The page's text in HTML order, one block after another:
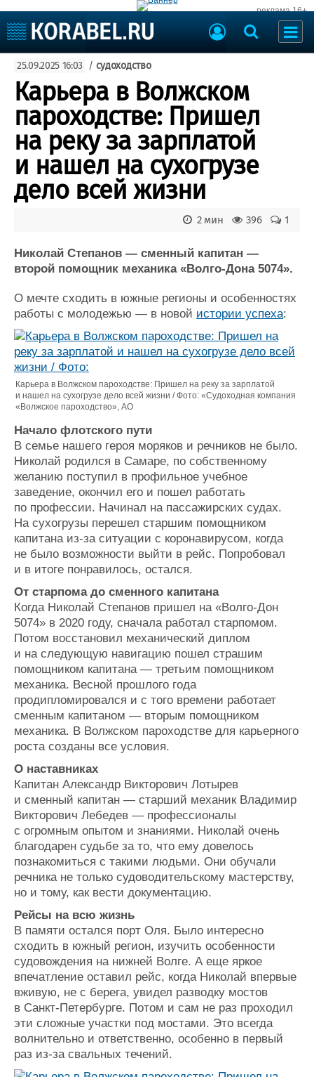
реклама 16+
Судоходство
Судоремонт
События
Пресс-релизы
Порты
Рыболовство
ВМФ
Образование
Яхты и катера
Еще
Компании
Репутация
Работа
Крюинг
Журнал
Реклама
Доска объявлений
Оборудование
Изделия
Услуги
Конференции
Выставки и семинары
Словарь
Флот
Галерея флота
Все службы
25.09.2025 16:03 / судоходство
Карьера в Волжском
пароходстве: Пришел
на реку за зарплатой
и нашел на сухогрузе
дело всей жизни
1
396
2 мин
Николай Степанов — сменный капитан —
второй помощник механика «Волго-Дона 5074».
О мечте сходить в южные регионы и особенностях
работы с молодежью — в новой истории успеха:
Карьера в Волжском пароходстве: Пришел на реку за зарплатой
и нашел на сухогрузе дело всей жизни / Фото: «Судоходная компания
«Волжское пароходство», АО
Начало флотского пути
В семье нашего героя моряков и речников не было.
Николай родился в Самаре, по собственному
желанию поступил в профильное учебное
заведение, окончил его и пошел работать
по профессии. Начинал на пассажирских судах.
На сухогрузы перешел старшим помощником
капитана из-за ситуации с коронавирусом, когда
не было возможности выйти в рейс. Попробовал
и в итоге понравилось, остался.
От старпома до сменного капитана
Когда Николай Степанов пришел на «Волго-Дон
5074» в 2020 году, сначала работал старпомом.
Потом восстановил механический диплом
и на следующую навигацию пошел страшим
помощником капитана — третьим помощником
механика. Весной прошлого года
продипломировался и с того времени работает
сменным капитаном — вторым помощником
механика. В Волжском пароходстве для карьерного
роста созданы все условия.
О наставниках
Капитан Александр Викторович Лотырев
и сменный капитан — старший механик Владимир
Викторович Лебедев — профессионалы
с огромным опытом и знаниями. Николай очень
благодарен судьбе за то, что ему довелось
познакомиться с такими людьми. Они обучали
речника не только судоводительскому мастерству,
но и тому, как вести документацию.
Рейсы на всю жизнь
В памяти остался порт Оля. Было интересно
сходить в южный регион, изучить особенности
судовождения на нижней Волге. А еще яркое
впечатление оставил рейс, когда Николай впервые
вживую, не с берега, увидел разводку мостов
в Санкт-Петербурге. Потом и сам не раз проходил
эти сложные участки под мостами. Это всегда
волнительно и ответственно, особенно в первый
раз из-за свальных течений.